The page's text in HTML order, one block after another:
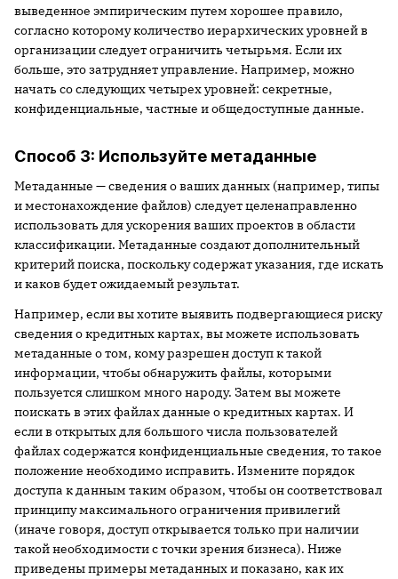
выведенное эмпирическим путем хорошее правило,
согласно которому количество иерархических уровней в
организации следует ограничить четырьмя. Если их
больше, это затрудняет управление. Например, можно
начать со следующих четырех уровней: секретные,
конфиденциальные, частные и общедоступные данные.
Способ 3: Используйте метаданные
Метаданные — сведения о ваших данных (например, типы
и местонахождение файлов) следует целенаправленно
использовать для ускорения ваших проектов в области
классификации. Метаданные создают дополнительный
критерий поиска, поскольку содержат указания, где искать
и каков будет ожидаемый результат.
Например, если вы хотите выявить подвергающиеся риску
сведения о кредитных картах, вы можете использовать
метаданные о том, кому разрешен доступ к такой
информации, чтобы обнаружить файлы, которыми
пользуется слишком много народу. Затем вы можете
поискать в этих файлах данные о кредитных картах. И
если в открытых для большого числа пользователей
файлах содержатся конфиденциальные сведения, то такое
положение необходимо исправить. Измените порядок
доступа к данным таким образом, чтобы он соответствовал
принципу максимального ограничения привилегий
(иначе говоря, доступ открывается только при наличии
такой необходимости с точки зрения бизнеса). Ниже
приведены примеры метаданных и показано, как их